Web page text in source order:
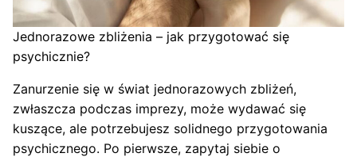
Jednorazowe zbliżenia – jak przygotować się
psychicznie?
Zanurzenie się w świat jednorazowych zbliżeń,
zwłaszcza podczas imprezy, może wydawać się
kuszące, ale potrzebujesz solidnego przygotowania
psychicznego. Po pierwsze, zapytaj siebie o